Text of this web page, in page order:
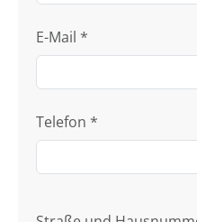
E-Mail *
Telefon *